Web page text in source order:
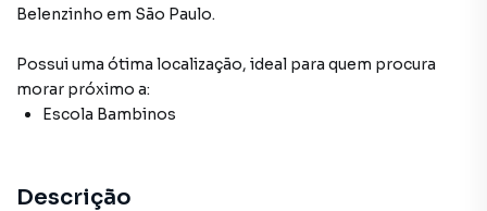
Belenzinho em São Paulo.
Possui uma ótima localização, ideal para quem procura
morar próximo a:
Escola Bambinos
Descrição